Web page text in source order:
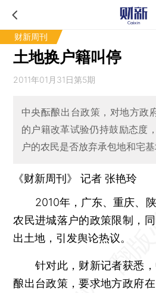
财新周刊
土地换户籍叫停
2011年01月31日第5期
中央酝酿出台政策，对地方政
的户籍改革试验仍持鼓励态度
户的农民是否放弃承包地和宅
《财新周刊》 记者 张艳玲
2010年，广东、重庆、陕
农民进城落户的政策限制，
出土地，引发舆论热议。
针对此，财新记者获悉，
酿出台政策，要求地方政府